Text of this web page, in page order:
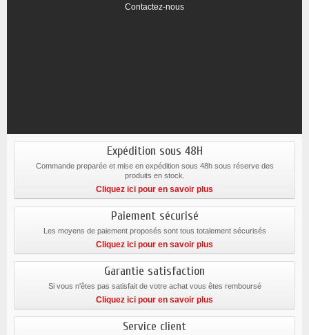
Contactez-nous
Expédition sous 48H
Commande preparée et mise en expédition sous 48h sous réserve des
produits en stock.
Cliquez ici pour en savoir plus
Paiement sécurisé
Les moyens de paiement proposés sont tous totalement sécurisés
Cliquez ici pour en savoir plus
Garantie satisfaction
Si vous n'êtes pas satisfait de votre achat vous êtes remboursé
Cliquez ici pour en savoir plus
Service client